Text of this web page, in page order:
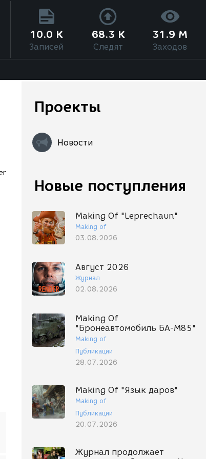
10.0 K
Записей
68.3 K
Следят
31.9 M
Заходов
Проекты
Новости
Новые поступления
Making Of "Leprechaun"
Making of
03.08.2026
Август 2026
Журнал
02.08.2026
Making Of
"Бронеавтомобиль БА-М85"
Making of
Публикации
28.07.2026
Making Of "Язык даров"
Making of
Публикации
20.07.2026
Журнал продолжает